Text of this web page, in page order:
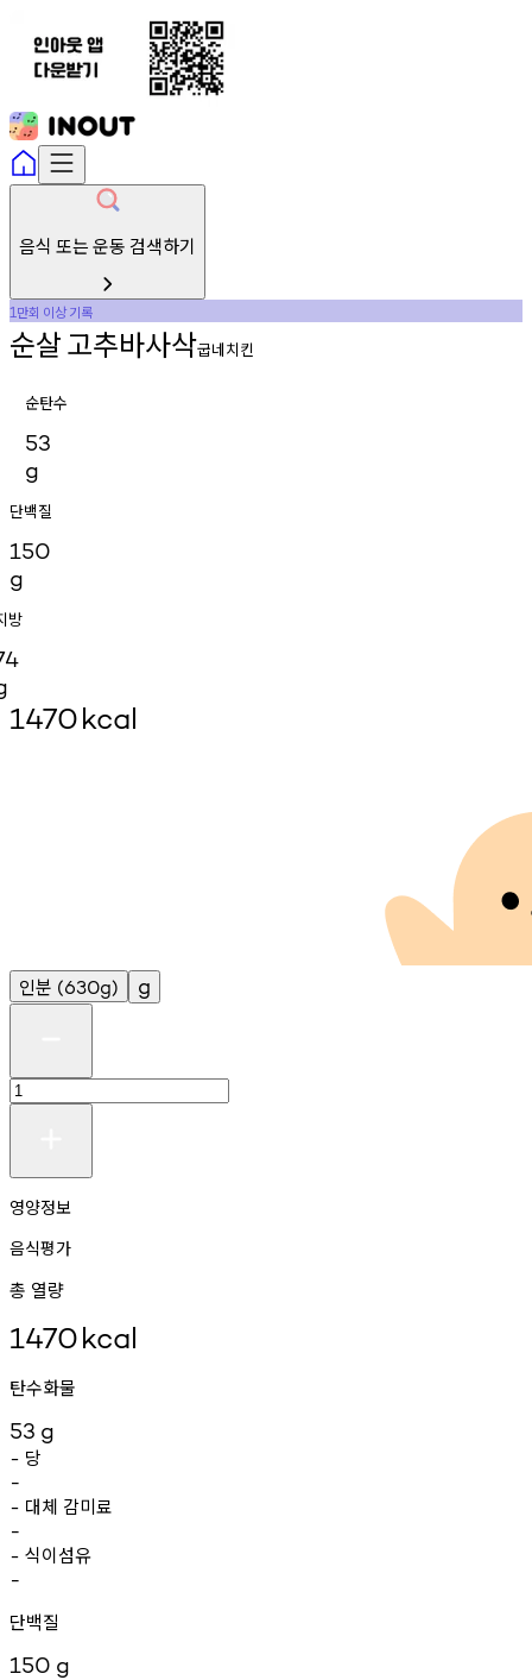
음식 또는 운동 검색하기
1만회 이상기록
순살고추바사삭굽네치킨
순탄수
53
g
단백질
150
g
방
1470kcal
인분 (630g) g
영양정보
음식평가
총 열량
1470kcal
탄수화물
53 g
- 당
-
- 대체 감미료
-
- 식이섬유
-
단백질
150 g